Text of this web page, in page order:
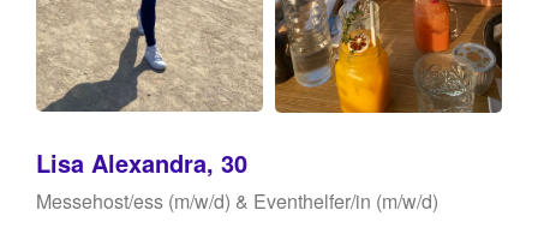
Lisa Alexandra, 30
Messehost/ess (m/w/d) & Eventhelfer/in (m/w/d)